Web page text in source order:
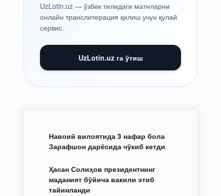
UzLotin.uz — ўзбек тилидаги матнларни
онлайн транслитерация қилиш учун қулай
сервис.
UzLotin.uz га ўтиш
Навоий вилоятида 3 нафар бола
Зарафшон дарёсида чўкиб кетди
Ҳасан Солиҳов президентнинг
маданият бўйича вакили этиб
тайинланди